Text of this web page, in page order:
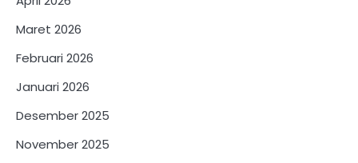
Maret 2026
Februari 2026
Januari 2026
Desember 2025
November 2025